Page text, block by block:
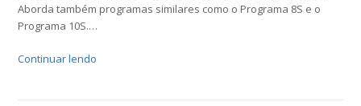
Aborda também programas similares como o Programa 8S e o
Programa 10S.…
Continuar lendo